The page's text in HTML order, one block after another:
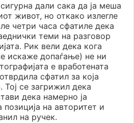
дали сака да ја меша
живот, но откако излегле
четри часа сфатиле дека
теми на разговор
Рик вели дека кога
искаже допаѓање) не ни
е вработената
сфатил за која
Тој се загрижил дека
дека намерно ја
позиција на авторитет и
на ручек.